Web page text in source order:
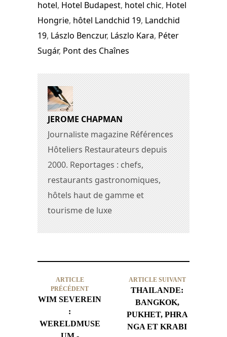
hotel, Hotel Budapest, hotel chic, Hotel
Hongrie, hôtel Landchid 19, Landchid
19, Lászlo Benczur, Lászlo Kara, Péter
Sugár, Pont des Chaînes
JEROME CHAPMAN
Journaliste magazine Références
Hôteliers Restaurateurs depuis
2000. Reportages : chefs,
restaurants gastronomiques,
hôtels haut de gamme et
tourisme de luxe
ARTICLE
PRÉCÉDENT
WIM SEVEREIN
:
WERELDMUSE
ARTICLE SUIVANT
THAILANDE:
BANGKOK,
PUKHET, PHRA
NGA ET KRABI